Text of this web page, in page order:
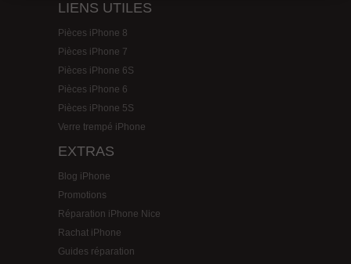
LIENS UTILES
Pièces iPhone 8
Pièces iPhone 7
Pièces iPhone 6S
Pièces iPhone 6
Pièces iPhone 5S
Verre trempé iPhone
EXTRAS
Blog iPhone
Promotions
Réparation iPhone Nice
Rachat iPhone
Guides réparation